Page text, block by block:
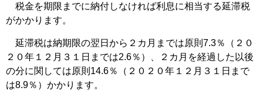
税金を期限までに納付しなければ利息に相当する延滞税
がかかります。
延滞税は納期限の翌日から２カ月までは原則7.3％（２０
２０年１２月３１日までは2.6％）、２カ月を経過した以後
の分に関しては原則14.6％（２０２０年１２月３１日まで
は8.9％）かかります。